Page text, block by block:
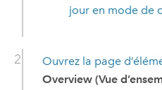
jour en mode de
Ouvrez la page
Overview (Vue